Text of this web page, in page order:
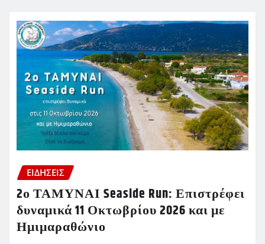
ΕΙΔΗΣΕΙΣ
2ο ΤΑΜΥΝΑΙ Seaside Run: Επιστρέφει
δυναμικά 11 Οκτωβρίου 2026 και με
Ημιμαραθώνιο